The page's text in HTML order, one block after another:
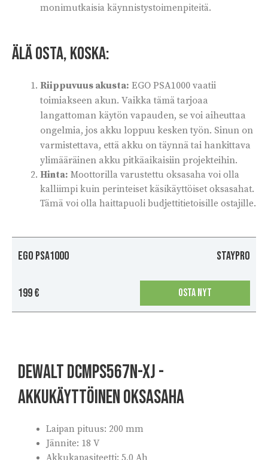
monimutkaisia käynnistystoimenpiteitä.
Älä osta, koska:
Riippuvuus akusta: EGO PSA1000 vaatii
toimiakseen akun. Vaikka tämä tarjoaa
langattoman käytön vapauden, se voi aiheuttaa
ongelmia, jos akku loppuu kesken työn. Sinun on
varmistettava, että akku on täynnä tai hankittava
ylimääräinen akku pitkäaikaisiin projekteihin.
Hinta: Moottorilla varustettu oksasaha voi olla
kalliimpi kuin perinteiset käsikäyttöiset oksasahat.
Tämä voi olla haittapuoli budjettitietoisille ostajille.
EGO PSA1000 Staypro
199 € OSTA NYT
DEWALT DCMPS567N-XJ -
akkukäyttöinen oksasaha
Laipan pituus: 200 mm
Jännite: 18 V